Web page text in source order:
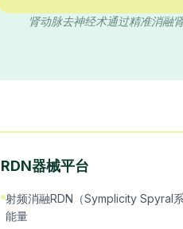
肾动脉去神经术通过精准消融
RDN器械平台
射频消融RDN（Symplicity Spyral
能量